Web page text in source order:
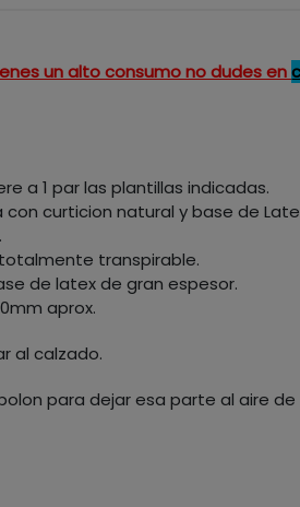
un alto consumo no dudes en
a 1 par las plantillas indicadas.
curticion natural y base de
transpirable.
de latex de gran espesor.
aprox.
al calzado.
para dejar esa parte al aire